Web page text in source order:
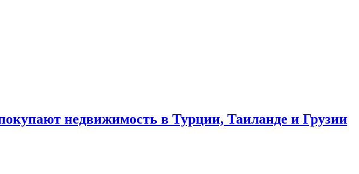
недвижимость в Турции, Таиланде и Грузии